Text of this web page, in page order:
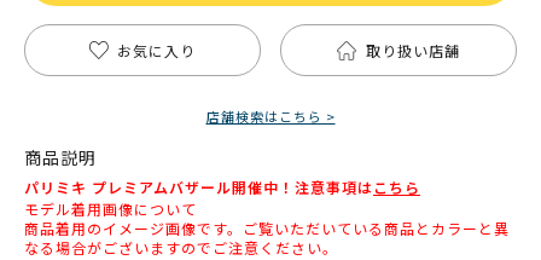
お気に入り 取り扱い店舗
店舗検索はこちら >
商品説明
パリミキ プレミアムバザール開催中！注意事項はこちら
モデル着用画像について
商品着用のイメージ画像です。ご覧いただいている商品とカラーと異
なる場合がございますのでご注意ください。